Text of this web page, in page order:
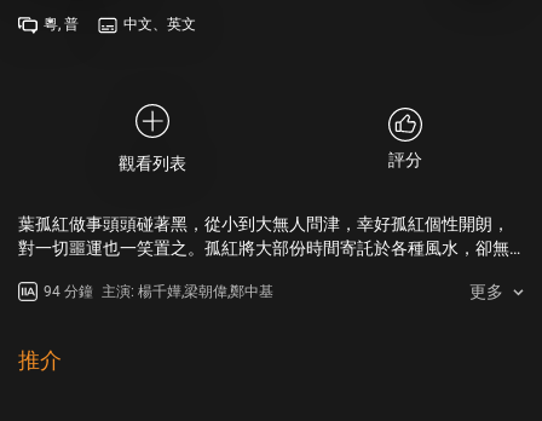
粵, 普 中文、英文
觀看列表 評分
葉孤紅做事頭頭碰著黑，從小到大無人問津，幸好孤紅個性開朗，
對一切噩運也一笑置之。孤紅將大部份時間寄託於各種風水，卻無
布，而這段姻綠還可化解孤紅一直以來厄運，豈料橫裡殺出另一個
94 分鐘 主演: 楊千嬅,梁朝偉,鄭中基 更多
推介